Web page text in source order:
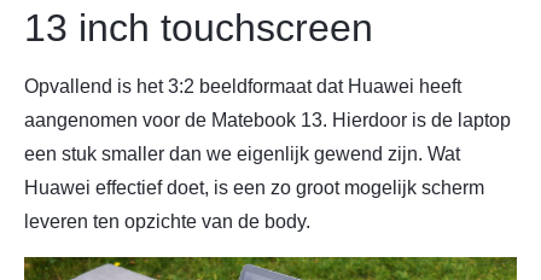
13 inch touchscreen
Opvallend is het 3:2 beeldformaat dat Huawei heeft
aangenomen voor de Matebook 13. Hierdoor is de laptop
een stuk smaller dan we eigenlijk gewend zijn. Wat
Huawei effectief doet, is een zo groot mogelijk scherm
leveren ten opzichte van de body.